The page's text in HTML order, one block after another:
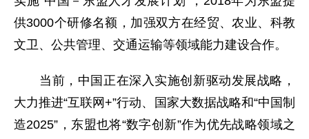
供3000个研修名额，加强双方在经贸、农业、科教
文卫、公共管理、交通运输等领域能力建设合作。
当前，中国正在深入实施创新驱动发展战略，
大力推进“互联网+”行动、国家大数据战略和“中国制
造2025”，东盟也将“数字创新”作为优先战略领域之